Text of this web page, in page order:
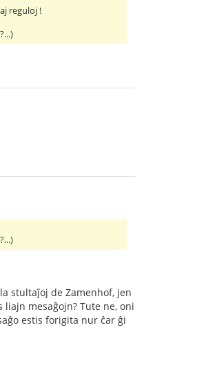
reguloj !
stultaĵoj de Zamenhof, jen
mesaĝojn? Tute ne, oni
estis forigita nur ĉar ĝi